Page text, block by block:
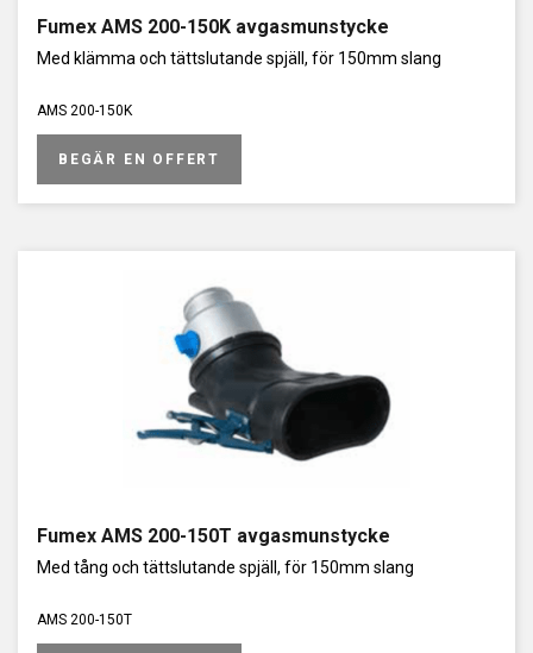
Fumex AMS 200-150K avgasmunstycke
Med klämma och tättslutande spjäll, för 150mm slang
AMS 200-150K
BEGÄR EN OFFERT
Fumex AMS 200-150T avgasmunstycke
Med tång och tättslutande spjäll, för 150mm slang
AMS 200-150T